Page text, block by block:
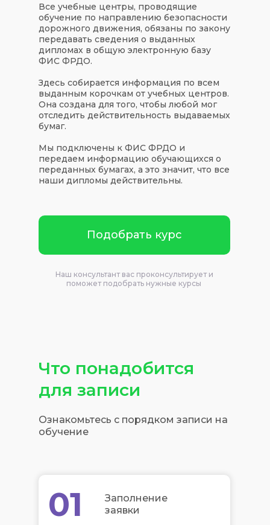
Все учебные центры, проводящие
обучение по направлению безопасности
дорожного движения, обязаны по закону
передавать сведения о выданных
дипломах в общую электронную базу
ФИС ФРДО.
Здесь собирается информация по всем
выданным корочкам от учебных центров.
Она создана для того, чтобы любой мог
отследить действительность выдаваемых
бумаг.
Мы подключены к ФИС ФРДО и
передаем информацию обучающихся о
переданных бумагах, а это значит, что все
наши дипломы действительны.
Наш консультант вас проконсультирует и
поможет подобрать нужные курсы
Подобрать курс
Что понадобится
для записи
Ознакомьтесь с порядком записи на
обучение
01
Заполнение
заявки